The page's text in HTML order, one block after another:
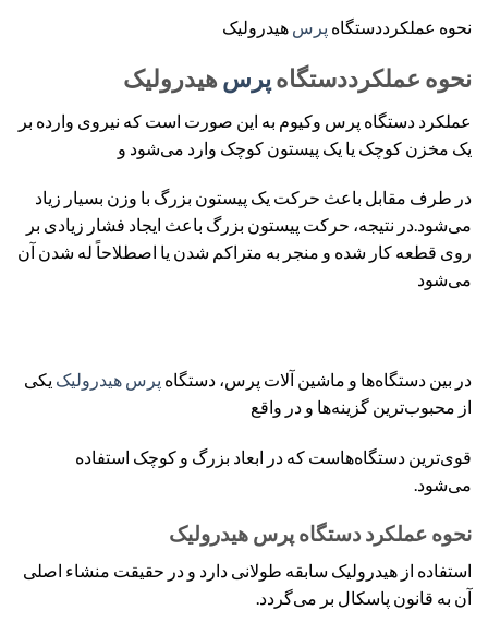
نحوه عملکرددستگاه پرس هیدرولیک
نحوه عملکرددستگاه پرسهیدرولیک
عملکرد دستگاه پرس وکیوم به این صورت است که نیروی وارده بر
یک مخزن کوچک یا یک پیستون کوچک وارد می‌شود و
در طرف مقابل باعث حرکت یک پیستون بزرگ با وزن بسیار زیاد
می‌شود.در نتیجه، حرکت پیستون بزرگ باعث ایجاد فشار زیادی بر
روی قطعه کار شده و منجر به متراکم شدن یا اصطلاحاً له شدن آن
می‌شود
در بین دستگاه‌ها و ماشین آلات پرس، دستگاه پرس هیدرولیک یکی
از محبوب‌ترین گزینه‌ها و در واقع
قوی‌ترین دستگاه‌هاست که در ابعاد بزرگ و کوچک استفاده
می‌شود.
نحوه عملکرد دستگاه پرس هیدرولیک
استفاده از هیدرولیک سابقه طولانی دارد و در حقیقت منشاء اصلی
آن به قانون پاسکال بر می‌گردد.